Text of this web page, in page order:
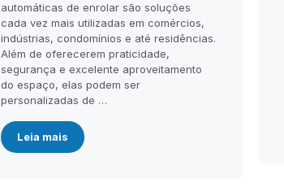
automáticas de enrolar são soluções
cada vez mais utilizadas em comércios,
indústrias, condomínios e até residências.
Além de oferecerem praticidade,
segurança e excelente aproveitamento
do espaço, elas podem ser
personalizadas de …
Leia mais